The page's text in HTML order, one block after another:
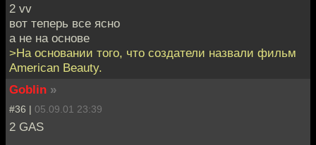
2 vv
вот теперь все ясно
а не на основе
>На основании того, что создатели назвали фильм
American Beauty.
Goblin »
#36 | 05.09.01 23:39
2 GAS